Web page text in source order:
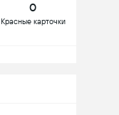
0
Красные карточки